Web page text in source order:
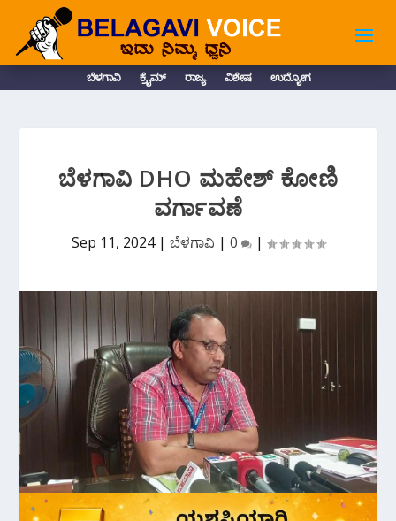
ಬೆಳಗಾವಿ ಕ್ರೈಮ್ ರಾಜ್ಯ ವಿಶೇಷ ಉದ್ಯೋಗ
ಬೆಳಗಾವಿ DHO ಮಹೇಶ್ ಕೋಣಿ
ವರ್ಗಾವಣೆ
Sep 11, 2024| ಬೆಳಗಾವಿ | 0 |